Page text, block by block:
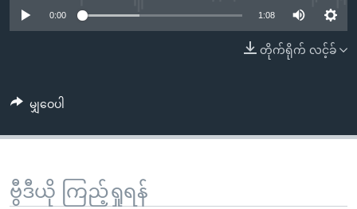
ပင်မ
စာမျက်နှာ
ကျော်
ရန်
ရှာဖွေ
ရုပ်ရှင်ထဲက အင်္ဂလိပ်စာ
တီဗွီ
ရေဒီယို/တီဗွီအစီအစဉ်
ဗွီအိုအေ လူမှုကွန်ယက်များ
ဘာသာစကားများ
0:00 1:08
တိုက်ရိုက် လင့်ခ်
မျှဝေပါ
ဗွီဒီယို ကြည့်ရှုရန်